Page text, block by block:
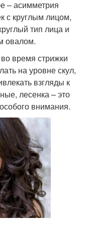
– асимметрия
с круглым лицом,
тип лица и
овалом.
время стрижки
на уровне скул,
взгляды к
лесенка – это
внимания.